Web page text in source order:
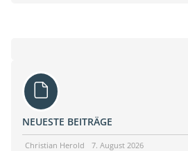
NEUESTE BEITRÄGE
Christian Herold 7. August 2026